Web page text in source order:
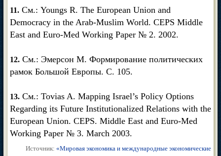
11. См.: Youngs R. The European Union and
Democracy in the Arab-Muslim World. CEPS Middle
East and Euro-Med Working Paper № 2. 2002.
12. См.: Эмерсон М. Формирование политических
рамок Большой Европы. С. 105.
13. См.: Tovias A. Mapping Israel’s Policy Options
Regarding its Future Institutionalized Relations with the
European Union. CEPS. Middle East and Euro-Med
Working Paper № 3. March 2003.
Источник: «Мировая экономика и международные экономические